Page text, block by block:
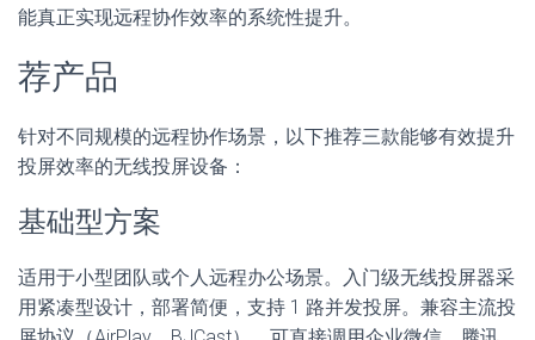
能真正实现远程协作效率的系统性提升。
荐产品
针对不同规模的远程协作场景，以下推荐三款能够有效提升
投屏效率的无线投屏设备：
基础型方案
适用于小型团队或个人远程办公场景。入门级无线投屏器采
用紧凑型设计，部署简便，支持 1 路并发投屏。兼容主流投